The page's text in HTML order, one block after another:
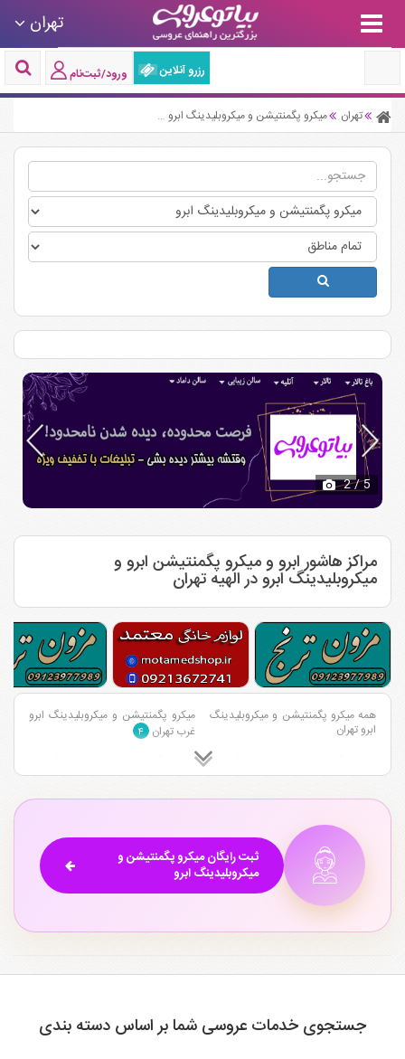
تهران
رزرو آنلاین ورود/ثبت‌نام
تهران میکرو پگمنتیشن و میکروبلیدینگ ابرو
2/ 5
مراکز هاشور ابرو و میکرو پگمنتیشن ابرو و
میکروبلیدینگ ابرو در الهیه تهران
همه میکرو پگمنتیشن و میکروبلیدینگ
ابرو تهران
میکرو پگمنتیشن و میکروبلیدینگ ابرو
غرب تهران ۴
میکرو پگمنتیشن و میکروبلیدینگ ابرو
شمال تهران ۲
میکرو پگمنتیشن و میکروبلیدینگ ابرو
شرق تهران ۱
ثبت رایگان میکرو پگمنتیشن و
میکروبلیدینگ ابرو
جستجوی خدمات عروسی شما بر اساس دسته بندی